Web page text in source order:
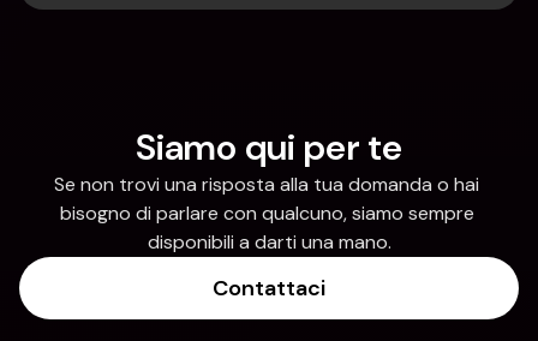
Siamo qui per te
Se non trovi una risposta alla tua domanda o hai
bisogno di parlare con qualcuno, siamo sempre
disponibili a darti una mano.
Contattaci